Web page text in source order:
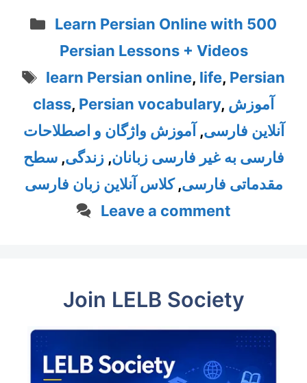
Categories
Learn Persian Online with 500
Persian Lessons + Videos
Tags
learn Persian online, life, Persian
class, Persian vocabulary, آموزش
آنلاین فارسی, آموزش واژگان و اصطلاحات
فارسی به غیر فارسی زبانان,زندگی,سطح
مقدماتی فارسی,کلاس آنلاین زبان فارسی
Leave a comment
Join LELB Society